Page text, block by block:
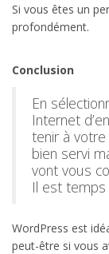
Si vous êtes un
profondément.
Conclusion
En
Internet
tenir à
bien servi
vont vous
Il est
WordPress est
peut-être si vous